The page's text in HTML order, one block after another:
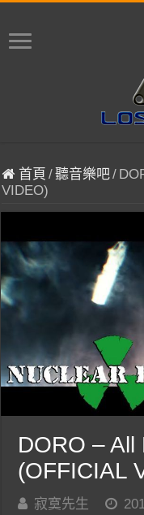
首頁 /聽音樂吧/
VIDEO)
DORO – All
(OFFICIAL
寂寞先生